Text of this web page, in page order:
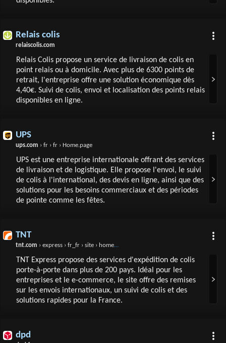
Relais colis
relaiscolis.com
Relais Colis propose un service de livraison de colis en
point relais ou à domicile. Avec plus de 6300 points de
retrait, l'entreprise offre une solution économique dès
4,40€. Suivi de colis, envoi et localisation des points relais
disponibles en ligne.
UPS
ups.com › fr › fr › Home.page
UPS est une entreprise internationale offrant des services
de livraison et de logistique. Elle propose l'envoi, le suivi
de colis à l'international, des devis en ligne, ainsi que des
solutions pour les besoins commerciaux et des périodes
de pointe comme les fêtes.
TNT
tnt.com › express › fr_fr › site › home.html
TNT Express propose des services d'expédition de colis
porte-à-porte dans plus de 200 pays. Idéal pour les
entreprises et le e-commerce, le site offre des remises
sur les envois internationaux, un suivi de colis et des
solutions rapides pour la France.
dpd